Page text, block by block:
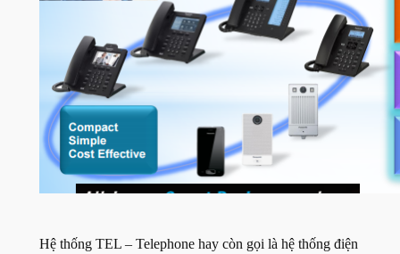
Hệ thống TEL – Telephone hay còn gọi là hệ thống điện